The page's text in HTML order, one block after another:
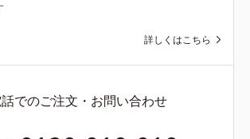
詳しくはこちら
でのご注文・お問い合わせ